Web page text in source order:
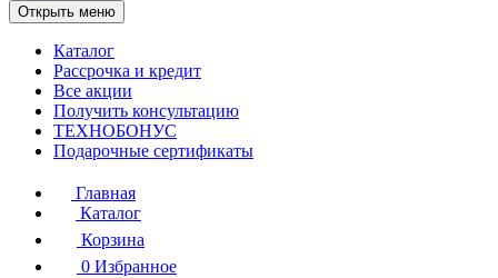
Открыть меню
Каталог
Рассрочка и кредит
Все акции
Получить консультацию
ТЕХНОБОНУС
Подарочные сертификаты
Главная
Каталог
Корзина
0 Избранное